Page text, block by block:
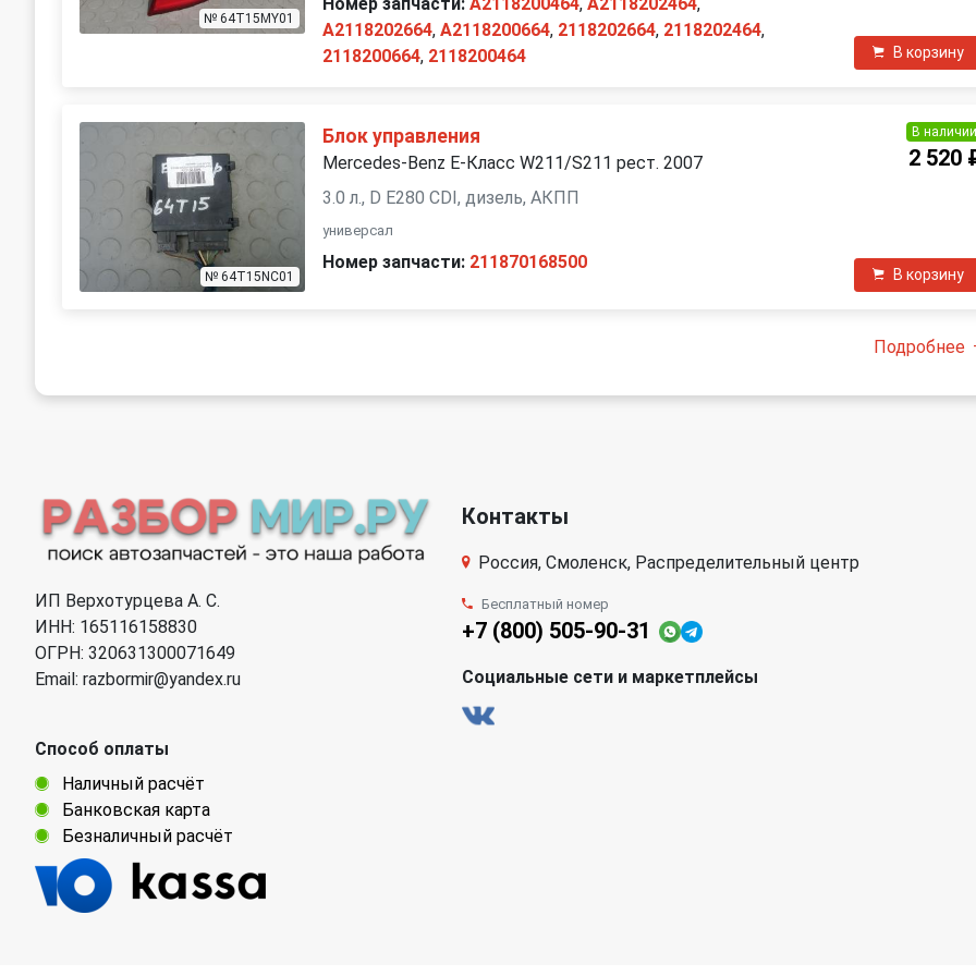
№ 64T15MY01
Номер запчасти: A2118200464,A2118202464,
A2118202664,A2118200664, 2118202664, 2118202464,
2118200664, 2118200464 В корзину
№ 64T15NC01
Блок управления
Mercedes-Benz E-Класс W211/S211 рест. 2007
3.0 л., D E280 CDI, дизель, АКПП
универсал
Номер запчасти: 211870168500
В
2 520
В корзину
Подробнее
ИП Верхотурцева А. С.
ИНН: 165116158830
ОГРН: 320631300071649
Email: razbormir@yandex.ru
Способ оплаты
Наличный расчёт
Банковская карта
Безналичный расчёт
Контакты
Россия, Смоленск, Распределительный центр
Бесплатный номер
+7 (800) 505-90-31
Социальные сети и маркетплейсы